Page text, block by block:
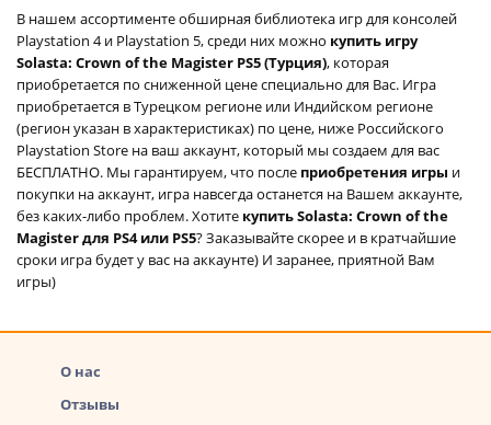
В нашем ассортименте обширная библиотека игр для консолей
Playstation 4 и Playstation 5, среди них можно купить игру
Solasta: Crown of the Magister PS5 (Турция), которая
приобретается по сниженной цене специально для Вас. Игра
приобретается в Турецком регионе или Индийском регионе
(регион указан в характеристиках) по цене, ниже Российского
Playstation Store на ваш аккаунт, который мы создаем для вас
БЕСПЛАТНО. Мы гарантируем, что после приобретения игры и
покупки на аккаунт, игра навсегда останется на Вашем аккаунте,
без каких-либо проблем. Хотите купить Solasta: Crown of the
Magister для PS4 или PS5? Заказывайте скорее и в кратчайшие
сроки игра будет у вас на аккаунте) И заранее, приятной Вам
игры)
О нас
Отзывы